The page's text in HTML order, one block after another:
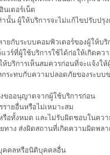
เตอร์เน็ต
นั้น ผู้ให้บริการจะไม่แก้ไขปรับปรุ
กับระบบคอมพิวเตอร์ของผู้ให้บริ
ร์ที่ผู้ใช้บริการใช้ได้ก่อให้เกิดคว
บริการเห็นสมควรก่อนที่จะแจ้งให้
ระทบกับความปลอดภัยของระบบ
ขออนุญาตจากผู้ใช้บริการก่อน
ายอื่นหรือไม่เหมาะสม
อทั้งหมด และไม่รับผิดชอบในควา
าง ส่งผิดสถานที่เกิดความผิดพล
คคลหรือนิติบุคคลอื่น